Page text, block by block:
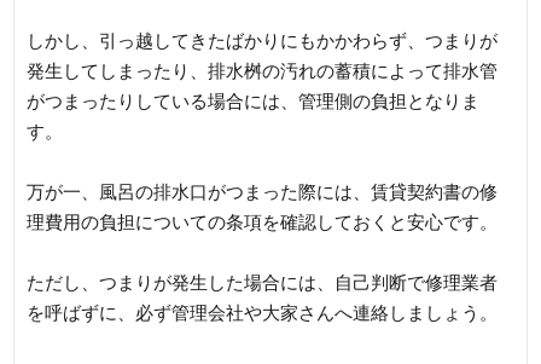
しかし、引っ越してきたばかりにもかかわらず、つまりが
発生してしまったり、排水桝の汚れの蓄積によって排水管
がつまったりしている場合には、管理側の負担となりま
す。
万が一、風呂の排水口がつまった際には、賃貸契約書の修
理費用の負担についての条項を確認しておくと安心です。
ただし、つまりが発生した場合には、自己判断で修理業者
を呼ばずに、必ず管理会社や大家さんへ連絡しましょう。